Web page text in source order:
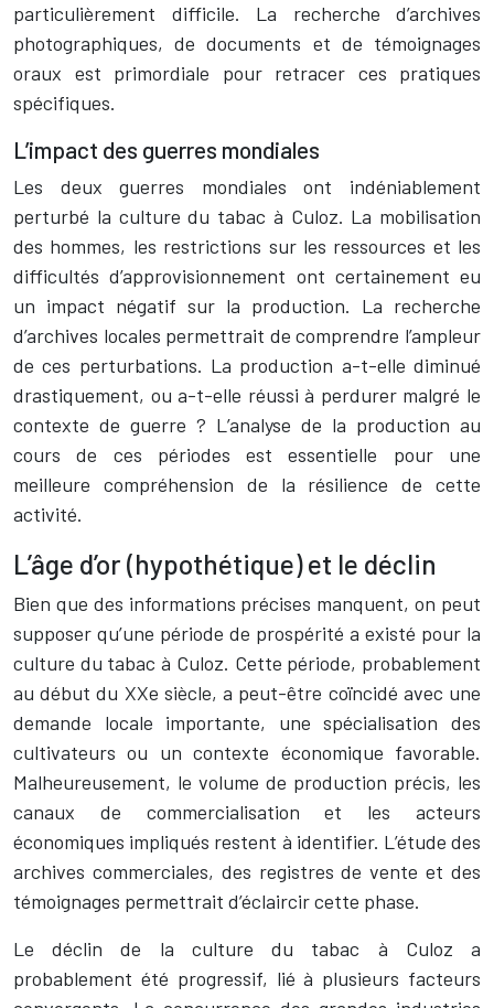
particulièrement difficile. La recherche d’archives
photographiques, de documents et de témoignages
oraux est primordiale pour retracer ces pratiques
spécifiques.
L’impact des guerres mondiales
Les deux guerres mondiales ont indéniablement
perturbé la culture du tabac à Culoz. La mobilisation
des hommes, les restrictions sur les ressources et les
difficultés d’approvisionnement ont certainement eu
un impact négatif sur la production. La recherche
d’archives locales permettrait de comprendre l’ampleur
de ces perturbations. La production a-t-elle diminué
drastiquement, ou a-t-elle réussi à perdurer malgré le
contexte de guerre ? L’analyse de la production au
cours de ces périodes est essentielle pour une
meilleure compréhension de la résilience de cette
activité.
L’âge d’or (hypothétique) et le déclin
Bien que des informations précises manquent, on peut
supposer qu’une période de prospérité a existé pour la
culture du tabac à Culoz. Cette période, probablement
au début du XXe siècle, a peut-être coïncidé avec une
demande locale importante, une spécialisation des
cultivateurs ou un contexte économique favorable.
Malheureusement, le volume de production précis, les
canaux de commercialisation et les acteurs
économiques impliqués restent à identifier. L’étude des
archives commerciales, des registres de vente et des
témoignages permettrait d’éclaircir cette phase.
Le déclin de la culture du tabac à Culoz a
probablement été progressif, lié à plusieurs facteurs